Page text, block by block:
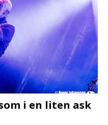
i en liten ask